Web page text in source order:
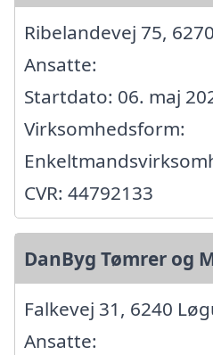
Ribelandevej 75,
Ansatte:
Startdato: 06. maj
Virksomhedsform:
CVR: 44792133
DanByg Tømrer og
Falkevej 31, 6240
Ansatte: